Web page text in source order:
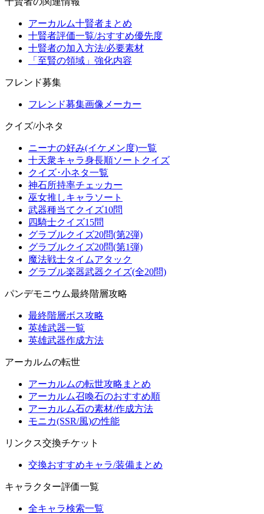
アーカルム十賢者まとめ
十賢者評価一覧/おすすめ優先度
十賢者の加入方法/必要素材
「至賢の領域」強化内容
フレンド募集
フレンド募集画像メーカー
クイズ/小ネタ
ニーナの好み(イケメン度)一覧
十天衆キャラ身長順ソートクイズ
クイズ･小ネタ一覧
神石所持率チェッカー
巫女推しキャラソート
武器種当てクイズ10問
四騎士クイズ15問
グラブルクイズ20問(第2弾)
グラブルクイズ20問(第1弾)
魔法戦士タイムアタック
グラブル楽器武器クイズ(全20問)
パンデモニウム最終階層攻略
最終階層ボス攻略
英雄武器一覧
英雄武器作成方法
アーカルムの転世
アーカルムの転世攻略まとめ
アーカルム召喚石のおすすめ順
アーカルム石の素材/作成方法
モニカ(SSR/風)の性能
リンクス交換チケット
交換おすすめキャラ/装備まとめ
キャラクター評価一覧
全キャラ検索一覧